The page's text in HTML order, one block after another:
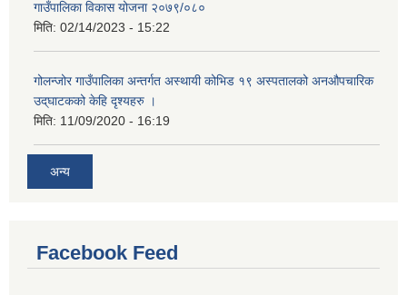
गाउँपालिका विकास योजना २०७९/०८०
मिति: 02/14/2023 - 15:22
गोलन्जोर गाउँपालिका अन्तर्गत अस्थायी कोभिड १९ अस्पतालको अनऔपचारिक
उद्‌घाटकको केहि दृश्यहरु ।
मिति: 11/09/2020 - 16:19
अन्य
Facebook Feed